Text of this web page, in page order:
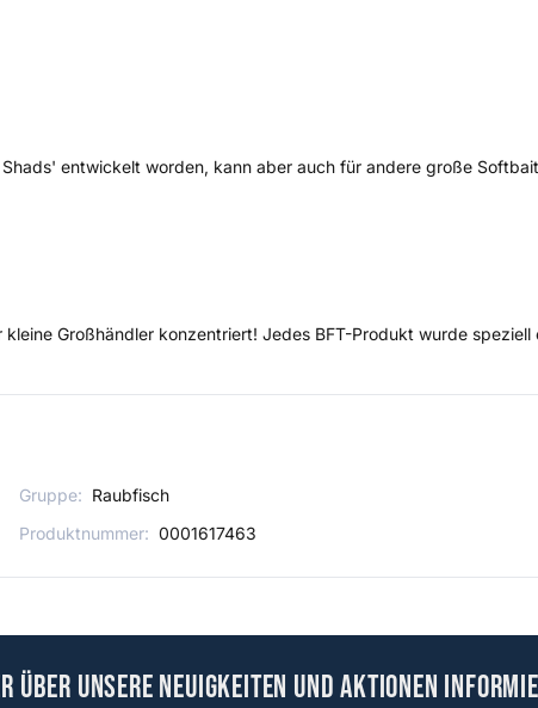
entwickelt worden, kann aber auch für andere große
Großhändler konzentriert! Jedes BFT-Produkt wurde
Gruppe: Raubfisch
Produktnummer: 0001617463
über unsere Neuigkeiten und Aktionen